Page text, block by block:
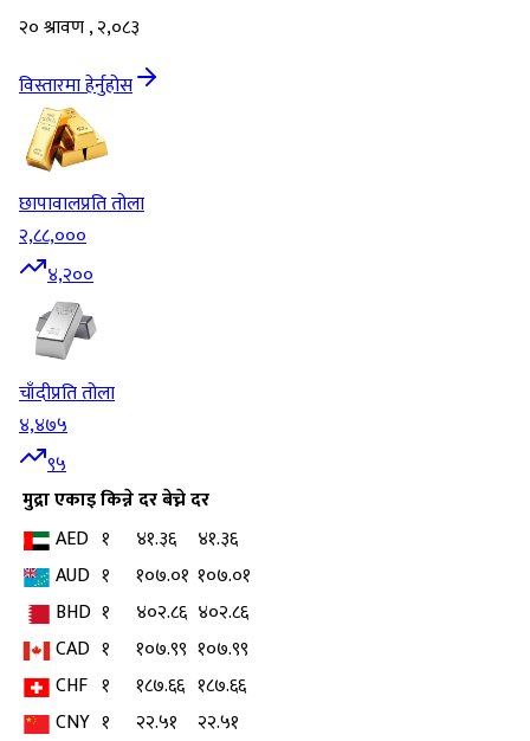
२० श्रावण , २,०८३
विस्तारमा हेर्नुहोस
छापावालप्रति तोला
२,८८,०००
४,२००
चाँदीप्रति तोला
४,४७५
९५
मुद्राएकाइकिन्ने दरबेच्ने दर
AED १ ४१.३६
४१.३६
AUD १ १०७.०१ १०७.०१
BHD १ ४०२.८६ ४०२.८६
CAD १ १०७.९९ १०७.९९
CHF १ १८७.६६ १८७.६६
CNY १ २२.५१
२२.५१